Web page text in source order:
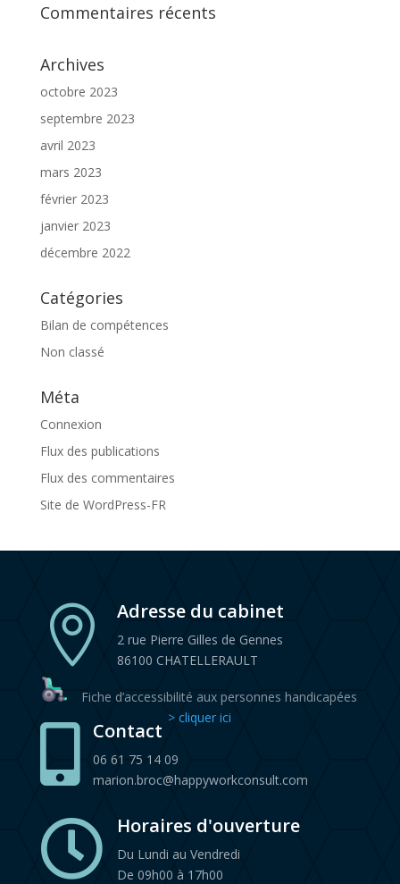
Commentaires récents
Archives
octobre 2023
septembre 2023
avril 2023
mars 2023
février 2023
janvier 2023
décembre 2022
Catégories
Bilan de compétences
Non classé
Méta
Connexion
Flux des publications
Flux des commentaires
Site de WordPress-FR
 Adresse du cabinet
2 rue Pierre Gilles de Gennes
86100 CHATELLERAULT
Fiche d’accessibilité aux personnes handicapées
> cliquer ici
 Contact
06 61 75 14 09
marion.broc@happyworkconsult.com
 Horaires d'ouverture
Du Lundi au Vendredi
De 09h00 à 17h00